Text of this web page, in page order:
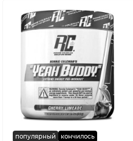
популярный кончилось